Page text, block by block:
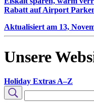
Rabatt auf Airport
Aktualisiert am 13,
Unsere
Holiday Extras A–Z
Suchen
Unsere
Website